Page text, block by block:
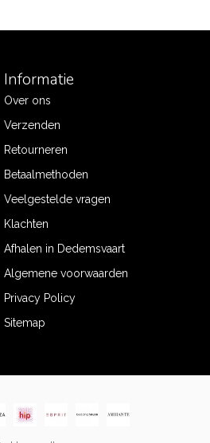
Informatie
Over ons
Verzenden
Retourneren
Betaalmethoden
Veelgestelde vragen
Klachten
Afhalen in Dedemsvaart
Algemene voorwaarden
Privacy Policy
Sitemap